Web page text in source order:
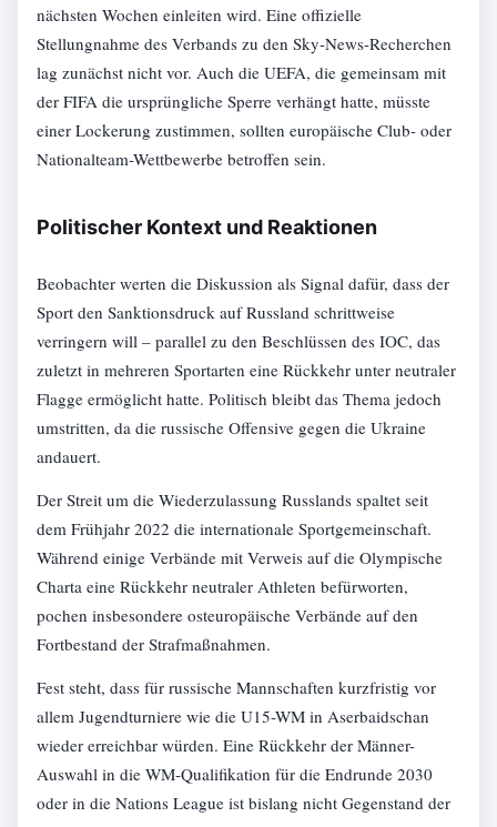
nächsten Wochen einleiten wird. Eine offizielle
Stellungnahme des Verbands zu den Sky-News-Recherchen
lag zunächst nicht vor. Auch die UEFA, die gemeinsam mit
der FIFA die ursprüngliche Sperre verhängt hatte, müsste
einer Lockerung zustimmen, sollten europäische Club- oder
Nationalteam-Wettbewerbe betroffen sein.
Politischer Kontext und Reaktionen
Beobachter werten die Diskussion als Signal dafür, dass der
Sport den Sanktionsdruck auf Russland schrittweise
verringern will – parallel zu den Beschlüssen des IOC, das
zuletzt in mehreren Sportarten eine Rückkehr unter neutraler
Flagge ermöglicht hatte. Politisch bleibt das Thema jedoch
umstritten, da die russische Offensive gegen die Ukraine
andauert.
Der Streit um die Wiederzulassung Russlands spaltet seit
dem Frühjahr 2022 die internationale Sportgemeinschaft.
Während einige Verbände mit Verweis auf die Olympische
Charta eine Rückkehr neutraler Athleten befürworten,
pochen insbesondere osteuropäische Verbände auf den
Fortbestand der Strafmaßnahmen.
Fest steht, dass für russische Mannschaften kurzfristig vor
allem Jugendturniere wie die U15-WM in Aserbaidschan
wieder erreichbar würden. Eine Rückkehr der Männer-
Auswahl in die WM-Qualifikation für die Endrunde 2030
oder in die Nations League ist bislang nicht Gegenstand der